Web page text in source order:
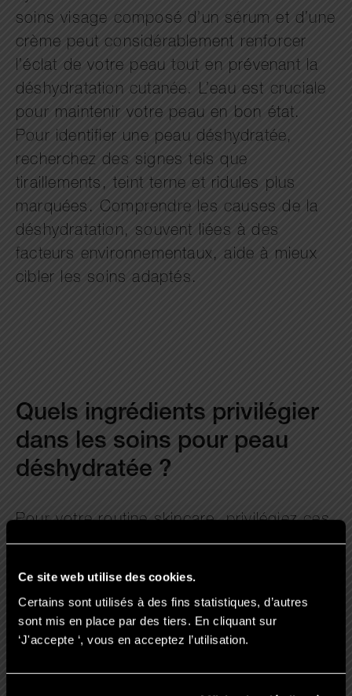
Ce site web utilise des cookies.
Certains sont utilisés à des fins statistiques, d’autres
sont mis en place par des tiers. En cliquant sur
‘J'accepte ‘, vous en acceptez l’utilisation.
soins visage composé d’un sérum et d’une
crème peut considérablement renforcer
l’éclat de votre peau tout en prévenant la
déshydratation cutanée. L’eau est cruciale
pour maintenir votre peau en bon état.
Pour identifier une peau déshydratée,
recherchez des signes tels que
tiraillements, teint terne et ridules plus
marquées. Comprendre les causes de la
déshydratation, souvent liées à des
facteurs environnementaux, aide à mieux
cibler les soins adaptés.
Quels ingrédients privilégier
dans les soins pour peau
déshydratée ?
Pour votre routine skincare, privilégiez ces
ingrédients dans vos soins :
Acide hyaluronique : retient l’eau
Glycérine et gel aloe vera :
hydratation intense
Céramides et lipides : renforcent la